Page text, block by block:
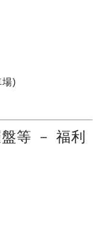
場)
等 － 福利